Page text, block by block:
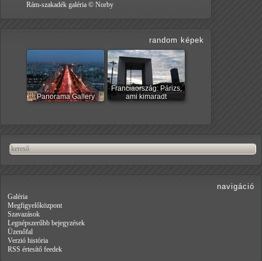
Rám-szakadék galéria © Norby
random képek
Panorama Gallery
Franciaország: Párizs,
ami kimaradt
navigáció
Galéria
Megfigyelőközpont
Szavazások
Legnépszerűbb bejegyzések
Üzenőfal
Verzió história
RSS értesítő feedek